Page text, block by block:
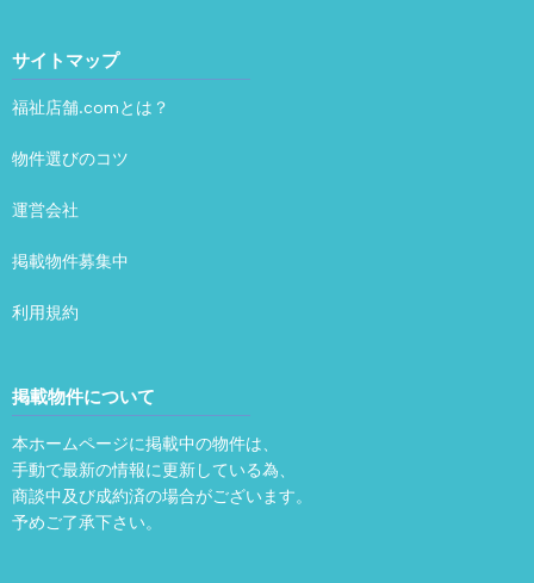
サイトマップ
福祉店舗.comとは？
物件選びのコツ
運営会社
掲載物件募集中
利用規約
掲載物件について
本ホームページに掲載中の物件は、
手動で最新の情報に更新している為、
商談中及び成約済の場合がございます。
予めご了承下さい。